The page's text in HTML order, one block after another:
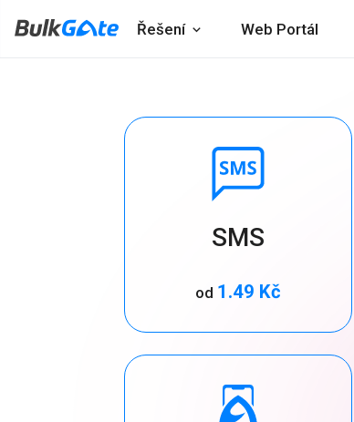
Řešení Web Portál
SMS
od 1.49 Kč